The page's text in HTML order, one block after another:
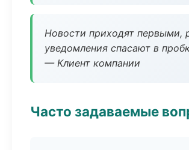
Новости приходят первыми,
уведомления спасают в
— Клиент компании
Часто задаваемые